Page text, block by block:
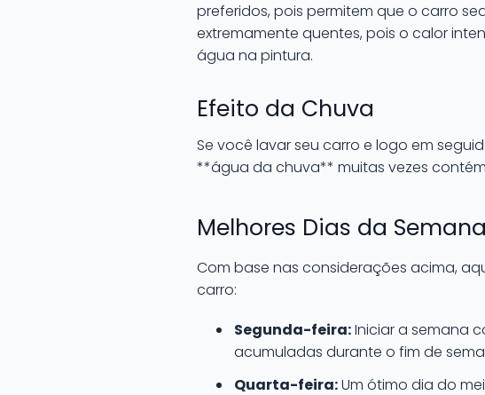
preferidos, pois permitem que o carro
extremamente quentes, pois o calor
água na pintura.
Efeito da Chuva
Se você lavar seu carro e logo em
**água da chuva** muitas vezes
Melhores Dias da
Com base nas considerações acima,
carro:
Segunda-feira:Iniciar a semana
acumuladas durante o fim de
Quarta-feira:Um ótimo dia do